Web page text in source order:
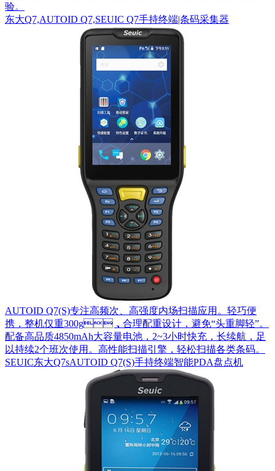
验。
东大Q7,AUTOID Q7,SEUIC Q7手持终端|条码采集器
AUTOID Q7(S)专注高频次、高强度内场扫描应用。轻巧便
携，整机仅重300g，合理配重设计，避免“头重脚轻”。
配备高品质4850mAh大容量电池，2~3小时快充，长续航，足
以持续2个班次使用。高性能扫描引擎，轻松扫描各类条码。
SEUIC东大Q7sAUTOID Q7(S)手持终端智能PDA盘点机